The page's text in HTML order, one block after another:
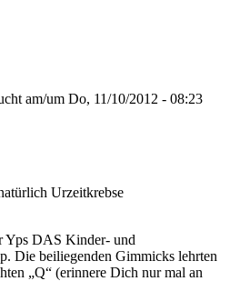
am/um Do, 11/10/2012 - 08:23
Urzeitkrebse
Yps DAS Kinder- und
Die beiliegenden Gimmicks lehrten
„Q“ (erinnere Dich nur mal an